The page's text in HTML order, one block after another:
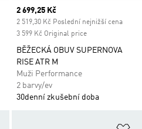
Discount
Current price
2 699,25 Kč
2 519,30 Kč Poslední nejnižší cena
3 599 Kč Original price
BĚŽECKÁ OBUV SUPERNOVA
RISE ATR M
Muži Performance
2 barvy/ev
30denní zkušební doba